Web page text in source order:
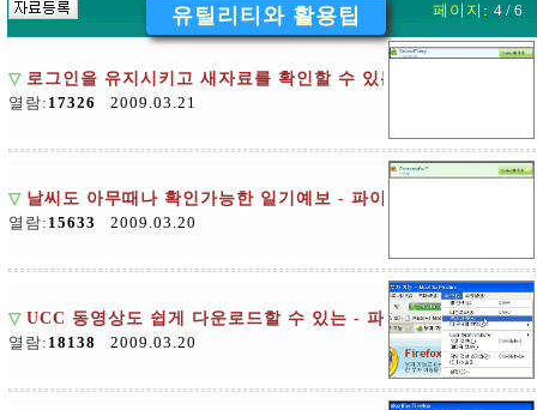
유틸리티와 활용팁 페이지: 4 / 6
▽ 로그인을 유지시키고 새자료를 확인할 수 있는 - 파이어폭스
열람: 17326 2009.03.21
▽ 날씨도 아무때나 확인가능한 일기예보 - 파이어폭스 확장기능
열람: 15633 2009.03.20
▽ UCC 동영상도 쉽게 다운로드할 수 있는 - 파이어폭스 확장기
열람: 18138 2009.03.20